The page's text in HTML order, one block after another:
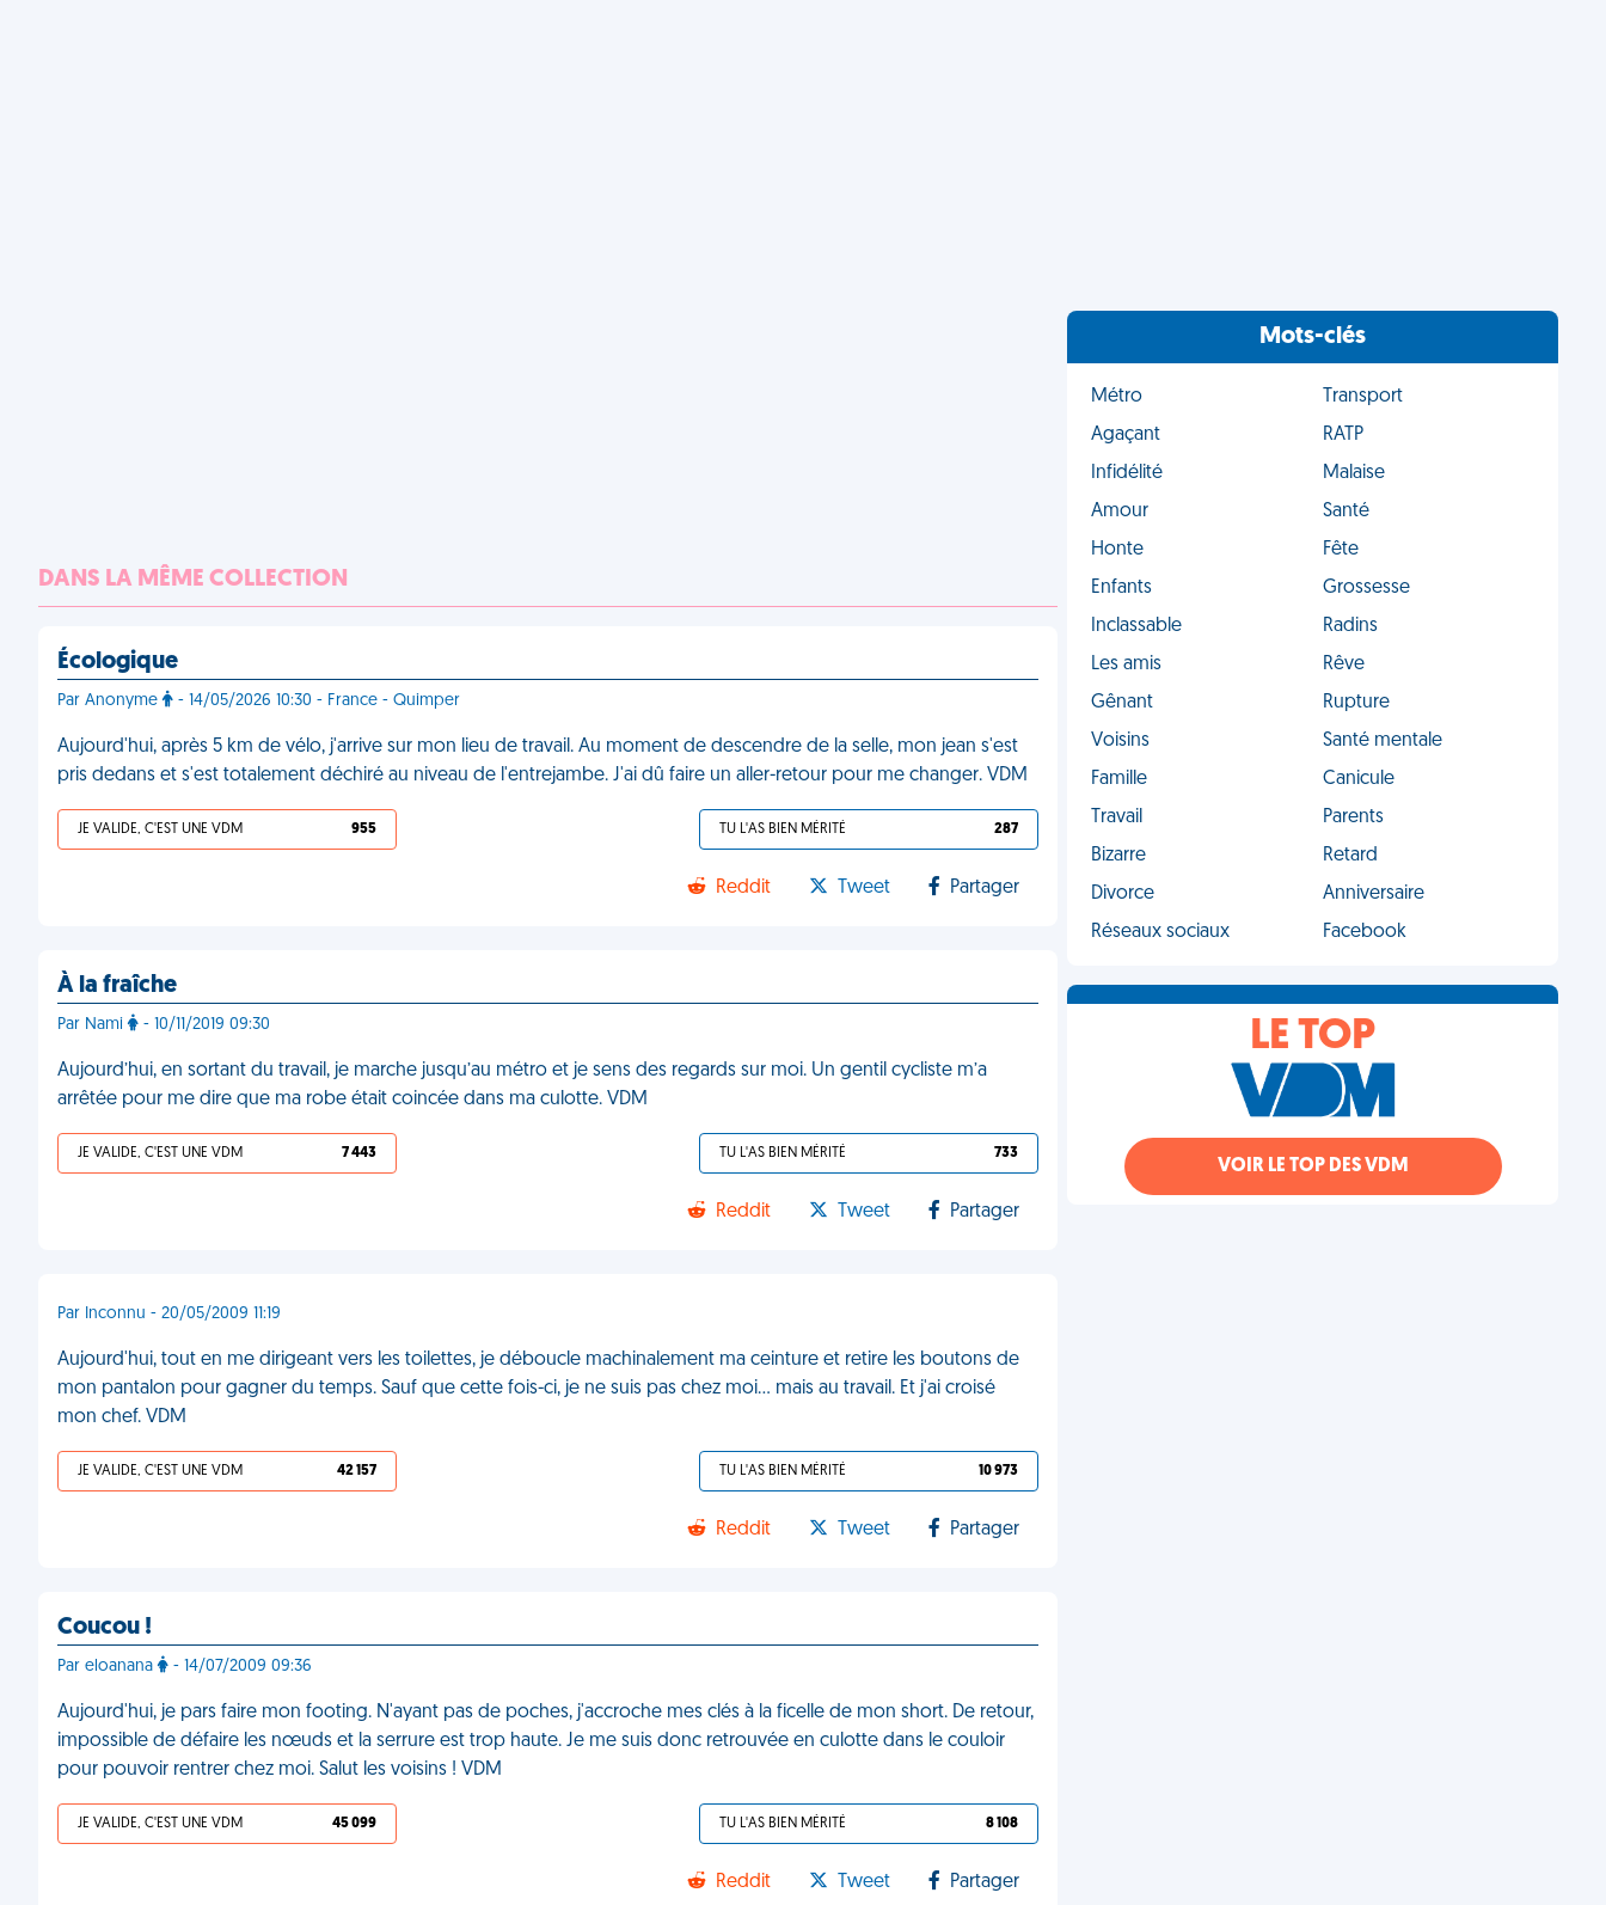
DANS LA MÊME COLLECTION
Écologique
Par Anonyme - 14/05/2026 10:30 - France - Quimper
Aujourd'hui, après 5 km de vélo, j'arrive sur mon lieu de travail. Au moment de descendre de la selle, mon jean s'est
pris dedans et s'est totalement déchiré au niveau de l'entrejambe. J'ai dû faire un aller-retour pour me changer. VDM
JE VALIDE, C'EST UNE VDM 955 TU L'AS BIEN MÉRITÉ 287
Reddit Tweet Partager
À la fraîche
Par Nami - 10/11/2019 09:30
Aujourd’hui, en sortant du travail, je marche jusqu’au métro et je sens des regards sur moi. Un gentil cycliste m’a
arrêtée pour me dire que ma robe était coincée dans ma culotte. VDM
JE VALIDE, C'EST UNE VDM 7 443 TU L'AS BIEN MÉRITÉ 733
Reddit Tweet Partager
Par Inconnu - 20/05/2009 11:19
Aujourd'hui, tout en me dirigeant vers les toilettes, je déboucle machinalement ma ceinture et retire les boutons de
mon pantalon pour gagner du temps. Sauf que cette fois-ci, je ne suis pas chez moi... mais au travail. Et j'ai croisé
mon chef. VDM
JE VALIDE, C'EST UNE VDM 42 157 TU L'AS BIEN MÉRITÉ 10 973
Reddit Tweet Partager
Coucou !
Par eloanana - 14/07/2009 09:36
Aujourd'hui, je pars faire mon footing. N'ayant pas de poches, j'accroche mes clés à la ficelle de mon short. De retour,
impossible de défaire les nœuds et la serrure est trop haute. Je me suis donc retrouvée en culotte dans le couloir
pour pouvoir rentrer chez moi. Salut les voisins ! VDM
JE VALIDE, C'EST UNE VDM 45 099 TU L'AS BIEN MÉRITÉ 8 108
Reddit Tweet Partager
Mots-clés
Métro
Transport
Agaçant
RATP
Infidélité
Malaise
Amour
Santé
Honte
Fête
Enfants
Grossesse
Inclassable
Radins
Les amis
Rêve
Gênant
Rupture
Voisins
Santé mentale
Famille
Canicule
Travail
Parents
Bizarre
Retard
Divorce
Anniversaire
Réseaux sociaux
Facebook
LE TOP
VOIR LE TOP DES VDM